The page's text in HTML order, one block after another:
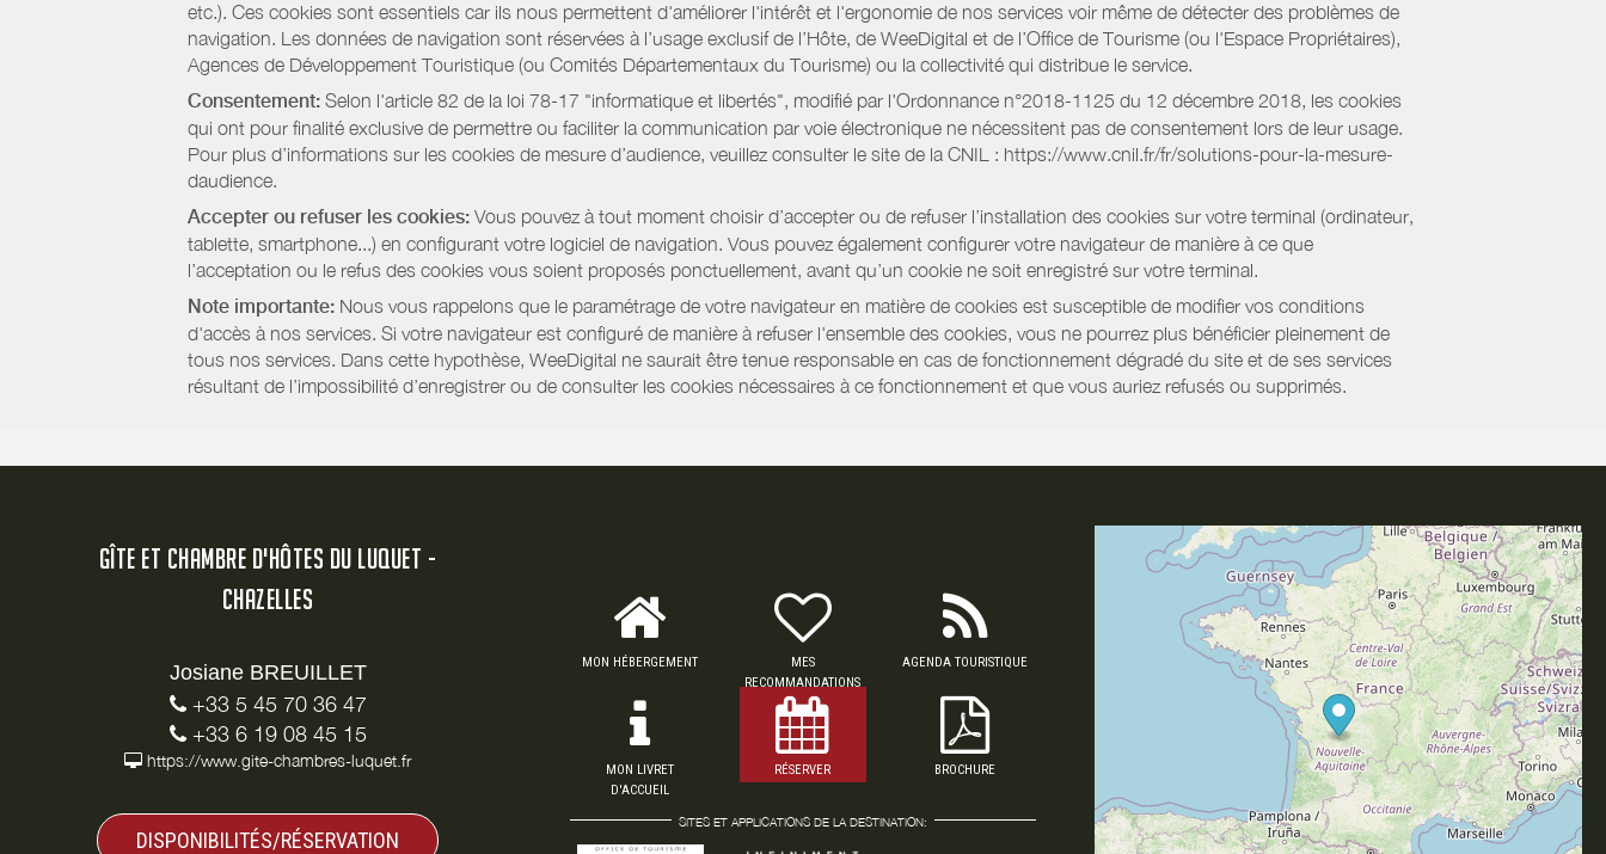
etc.). Ces cookies sont essentiels car ils nous permettent d'améliorer l'intérêt et l'ergonomie de nos services voir même de détecter des problèmes de
navigation. Les données de navigation sont réservées à l’usage exclusif de l’Hôte, de WeeDigital et de l’Office de Tourisme (ou l'Espace Propriétaires),
Agences de Développement Touristique (ou Comités Départementaux du Tourisme) ou la collectivité qui distribue le service.
Consentement: Selon l'article 82 de la loi 78-17 "informatique et libertés", modifié par l'Ordonnance n°2018-1125 du 12 décembre 2018, les cookies
qui ont pour finalité exclusive de permettre ou faciliter la communication par voie électronique ne nécessitent pas de consentement lors de leur usage.
Pour plus d’informations sur les cookies de mesure d’audience, veuillez consulter le site de la CNIL : https://www.cnil.fr/fr/solutions-pour-la-mesure-
daudience.
Accepter ou refuser les cookies: Vous pouvez à tout moment choisir d’accepter ou de refuser l’installation des cookies sur votre terminal (ordinateur,
tablette, smartphone...) en configurant votre logiciel de navigation. Vous pouvez également configurer votre navigateur de manière à ce que
l’acceptation ou le refus des cookies vous soient proposés ponctuellement, avant qu’un cookie ne soit enregistré sur votre terminal.
Note importante: Nous vous rappelons que le paramétrage de votre navigateur en matière de cookies est susceptible de modifier vos conditions
d'accès à nos services. Si votre navigateur est configuré de manière à refuser l'ensemble des cookies, vous ne pourrez plus bénéficier pleinement de
tous nos services. Dans cette hypothèse, WeeDigital ne saurait être tenue responsable en cas de fonctionnement dégradé du site et de ses services
résultant de l’impossibilité d’enregistrer ou de consulter les cookies nécessaires à ce fonctionnement et que vous auriez refusés ou supprimés.
GÎTE ET CHAMBRE D'HÔTES DU LUQUET -
CHAZELLES
Josiane BREUILLET
+33 5 45 70 36 47
+33 6 19 08 45 15
https://www.gite-chambres-luquet.fr
DISPONIBILITÉS/RÉSERVATION
MON HÉBERGEMENT
MES
RECOMMANDATIONS
AGENDA TOURISTIQUE
MON LIVRET
D'ACCUEIL
RÉSERVER BROCHURE
SITES ET APPLICATIONS DE LA DESTINATION: